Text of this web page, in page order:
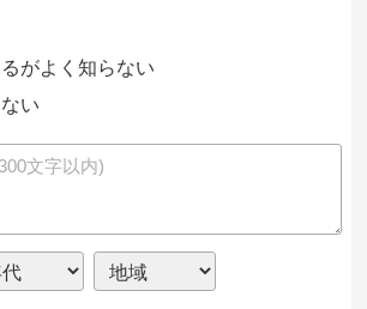
がよく知らない
い